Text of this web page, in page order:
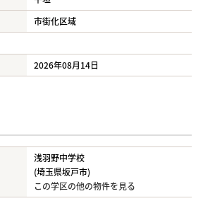
市街化区域
2026年08月14日
浅羽野中学校
(埼玉県坂戸市)
この学区の他の物件を見る